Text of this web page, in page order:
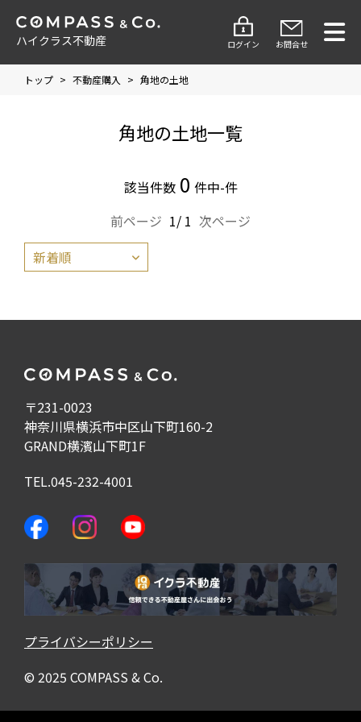
ハイクラス不動産 ログイン お問合せ
トップ > 不動産購入 > 角地の土地
角地の土地一覧
該当件数 0 件中-件
前ページ 1/ 1 次ページ
〒231-0023
神奈川県横浜市中区山下町160-2
GRAND横濱山下町1F
TEL.045-232-4001
プライバシーポリシー
©︎ 2025 COMPASS & Co.